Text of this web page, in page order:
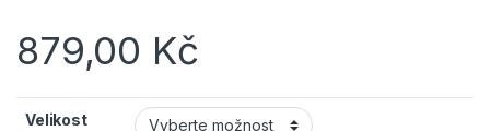
879,00 Kč
Velikost